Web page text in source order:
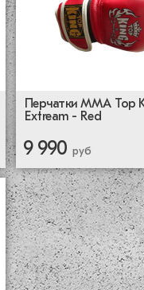
Перчатки MMA Top
Extream - Red
9 990 руб